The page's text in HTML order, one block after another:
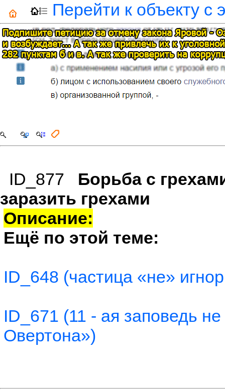
Перейти к объекту с
ID_877 Борьба с
заразить грехами
Описание:
Ещё по этой теме:
ID_648 (частица «не»
ID_671 (11 - ая заповедь
Овертона»)